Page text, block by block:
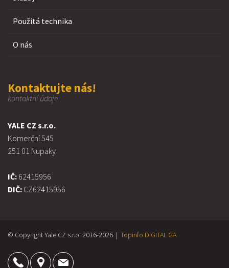
Použitá technika
O nás
Kontaktujte nás!
kontaktní údaje
YALE CZ s.r.o.
Komerční 545
251 01 Nupaky
IČ: 62415956
DIČ: CZ62415956
© Copyright Yale CZ s.r.o. 2016-2026 | Topinfo DIGITAL GA